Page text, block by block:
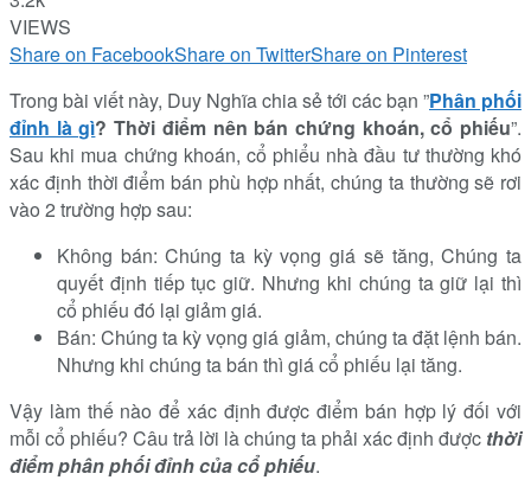
VIEWS
Share on FacebookShare on TwitterShare on Pinterest
Trong bài viết này, Duy Nghĩa chia sẻ tới các bạn ”Phân phối
đỉnh là gì? Thời điểm nên bán chứng khoán, cổ phiếu”.
Sau khi mua chứng khoán, cổ phiểu nhà đầu tư thường khó
xác định thời điểm bán phù hợp nhất, chúng ta thường sẽ rơi
vào 2 trường hợp sau:
Không bán: Chúng ta kỳ vọng giá sẽ tăng, Chúng ta
quyết định tiếp tục giữ. Nhưng khi chúng ta giữ lại thì
cổ phiếu đó lại giảm giá.
Bán: Chúng ta kỳ vọng giá giảm, chúng ta đặt lệnh bán.
Nhưng khi chúng ta bán thì giá cổ phiếu lại tăng.
Vậy làm thế nào để xác định được điểm bán hợp lý đối với
mỗi cổ phiếu? Câu trả lời là chúng ta phải xác định được thời
điểm phân phối đỉnh của cổ phiếu.